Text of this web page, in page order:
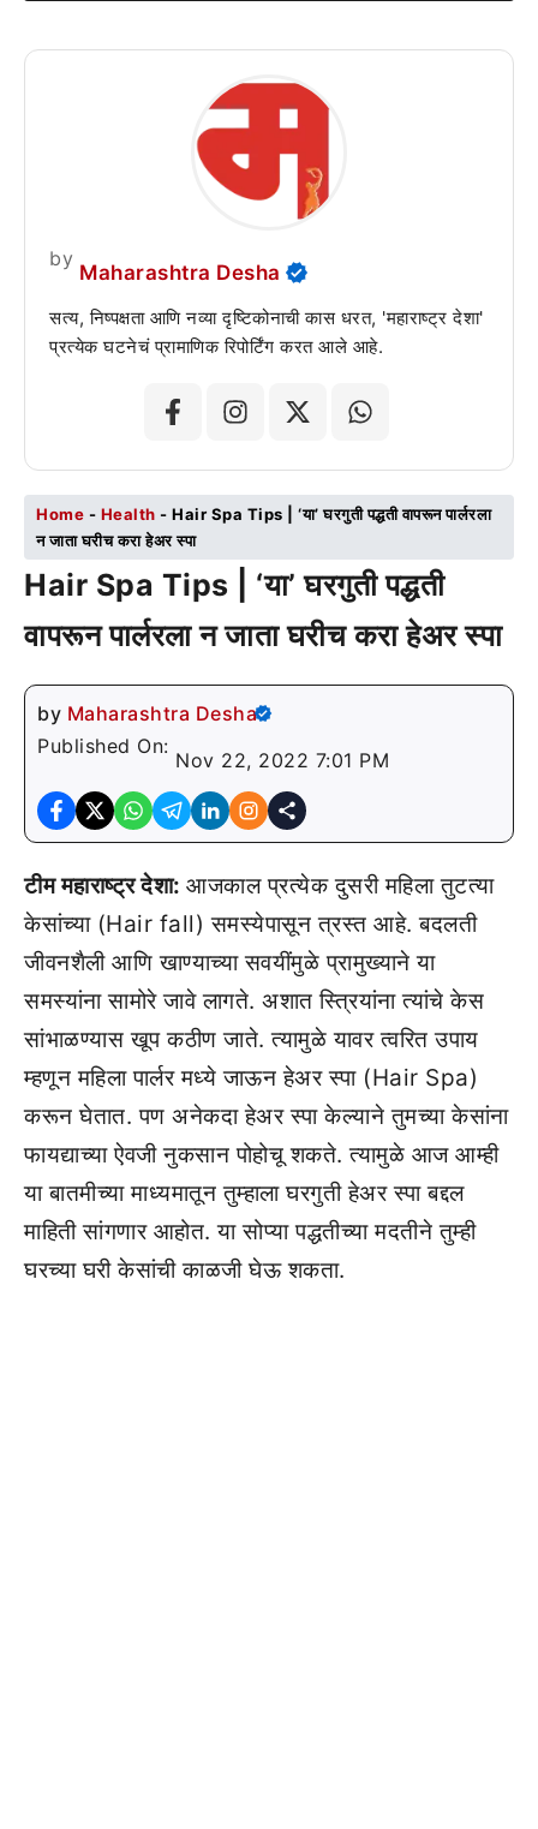
by
Maharashtra Desha
सत्य, निष्पक्षता आणि नव्या दृष्टिकोनाची कास धरत, 'महाराष्ट्र देशा'
प्रत्येक घटनेचं प्रामाणिक रिपोर्टिंग करत आले आहे.
Home - Health - Hair Spa Tips | ‘या’ घरगुती पद्धती वापरून पार्लरला
न जाता घरीच करा हेअर स्पा
Hair Spa Tips | ‘या’ घरगुती पद्धती
वापरून पार्लरला न जाता घरीच करा हेअर स्पा
by Maharashtra Desha
Published On:
Nov 22, 2022 7:01 PM
टीम महाराष्ट्र देशा: आजकाल प्रत्येक दुसरी महिला तुटत्या
केसांच्या (Hair fall) समस्येपासून त्रस्त आहे. बदलती
जीवनशैली आणि खाण्याच्या सवयींमुळे प्रामुख्याने या
समस्यांना सामोरे जावे लागते. अशात स्त्रियांना त्यांचे केस
सांभाळण्यास खूप कठीण जाते. त्यामुळे यावर त्वरित उपाय
म्हणून महिला पार्लर मध्ये जाऊन हेअर स्पा (Hair Spa)
करून घेतात. पण अनेकदा हेअर स्पा केल्याने तुमच्या केसांना
फायद्याच्या ऐवजी नुकसान पोहोचू शकते. त्यामुळे आज आम्ही
या बातमीच्या माध्यमातून तुम्हाला घरगुती हेअर स्पा बद्दल
माहिती सांगणार आहोत. या सोप्या पद्धतीच्या मदतीने तुम्ही
घरच्या घरी केसांची काळजी घेऊ शकता.